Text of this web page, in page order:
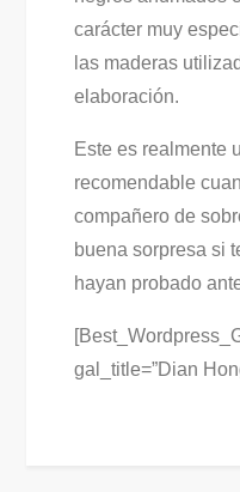
carácter muy
las maderas
elaboración.
Este es realmente
recomendable
compañero de
buena sorpresa si
hayan probado
gal_title=”Dian